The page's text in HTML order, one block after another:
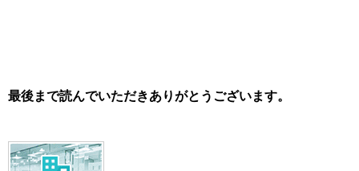
最後まで読んでいただきありがとうございます。